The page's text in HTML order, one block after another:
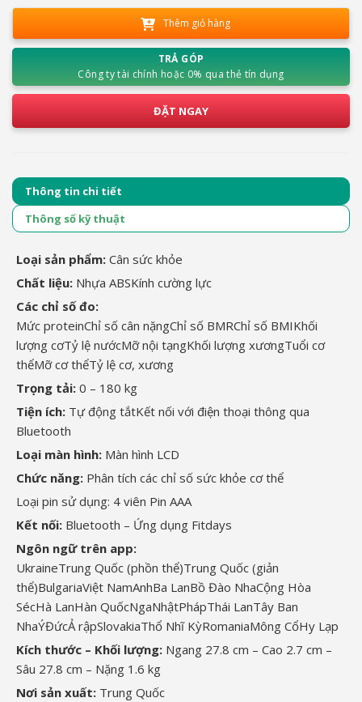
Thêm giỏ hàng
TRẢ GÓP
Công ty tài chính hoặc 0% qua thẻ tín dụng
ĐẶT NGAY
Thông tin chi tiết
Thông số kỹ thuật
Loại sản phẩm: Cân sức khỏe
Chất liệu: Nhựa ABSKính cường lực
Các chỉ số đo:
Mức proteinChỉ số cân nặngChỉ số BMRChỉ số BMIKhối
lượng cơTỷ lệ nướcMỡ nội tạngKhối lượng xươngTuổi cơ
thểMỡ cơ thểTỷ lệ cơ, xương
Trọng tải: 0 – 180 kg
Tiện ích: Tự động tắtKết nối với điện thoại thông qua
Bluetooth
Loại màn hình: Màn hình LCD
Chức năng: Phân tích các chỉ số sức khỏe cơ thể
Loại pin sử dụng: 4 viên Pin AAA
Kết nối: Bluetooth – Ứng dụng Fitdays
Ngôn ngữ trên app:
UkraineTrung Quốc (phồn thể)Trung Quốc (giản
thể)BulgariaViệt NamAnhBa LanBồ Đào NhaCộng Hòa
SécHà LanHàn QuốcNgaNhậtPhápThái LanTây Ban
NhaÝĐứcẢ rậpSlovakiaThổ Nhĩ KỳRomaniaMông CổHy Lạp
Kích thước – Khối lượng: Ngang 27.8 cm – Cao 2.7 cm –
Sâu 27.8 cm – Nặng 1.6 kg
Nơi sản xuất: Trung Quốc